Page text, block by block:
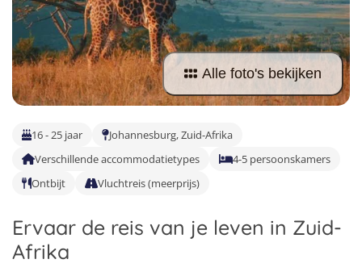
Malta
Nederland
Buitenland
Surfkampen Buitenland
Surfkampen 18+
Taalvakanties Duits
Taalvakanties Italiaans
Alle foto's bekijken
16 - 25 jaar
Johannesburg, Zuid-Afrika
Verschillende accommodatietypes
4-5 persoonskamers
Ontbijt
Vluchtreis (meerprijs)
Ervaar de reis van je leven in Zuid-
Afrika